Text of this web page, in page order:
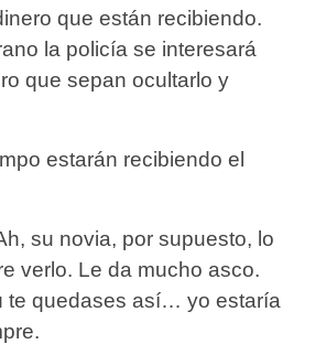
que están recibiendo.
la policía se interesará
que sepan ocultarlo y
estarán recibiendo el
su novia, por supuesto, lo
verlo. Le da mucho asco.
te quedases así… yo estaría